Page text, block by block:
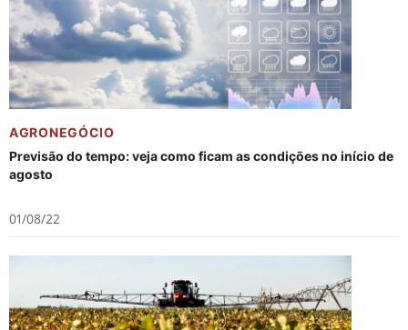
AGRONEGÓCIO
Previsão do tempo: veja como ficam as condições no início de
agosto
01/08/22